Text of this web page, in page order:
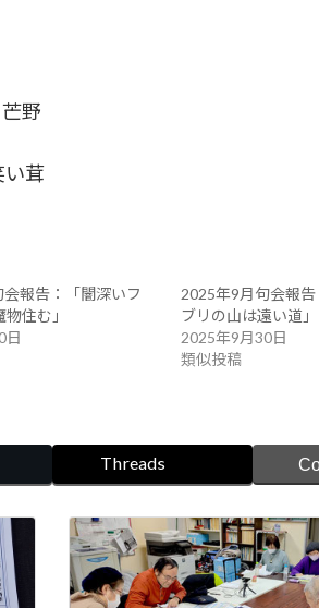
野
茸
報告：「闇深いフ
住む」
日
2025年9月句会報
ブリの山は遠い道」
2025年9月30日
類似投稿
Threads